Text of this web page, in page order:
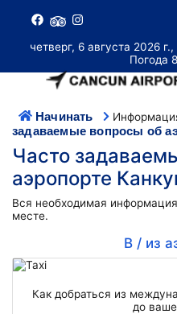
четверг, 6 августа 2026
Погода
Начинать
задаваемые вопросы об
Часто
аэропорте
Вся необходимая
месте.
В / из
Как добраться из
до